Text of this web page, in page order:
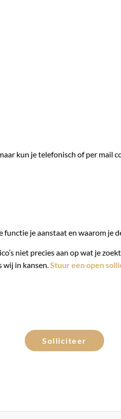
kun je telefonisch of per mail
functie je aanstaat en waarom je
niet precies aan op wat je
in kansen. Stuur een open
Solliciteer